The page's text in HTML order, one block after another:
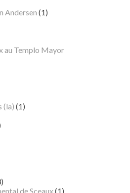
Andersen (1)
au Templo Mayor
(la) (1)
de Sceaux(1)